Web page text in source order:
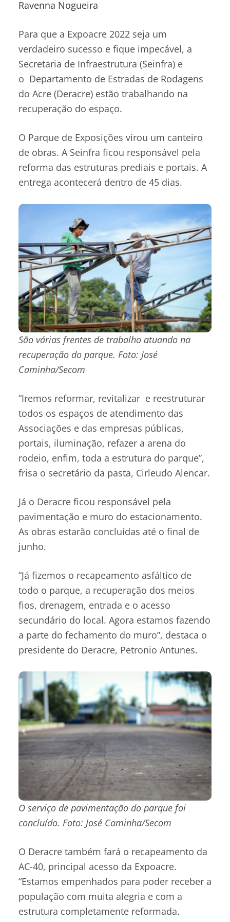
Ravenna Nogueira
Para que a Expoacre 2022 seja um
verdadeiro sucesso e fique impecável, a
Secretaria de Infraestrutura (Seinfra) e
o Departamento de Estradas de Rodagens
do Acre (Deracre) estão trabalhando na
recuperação do espaço.
O Parque de Exposições virou um canteiro
de obras. A Seinfra ficou responsável pela
reforma das estruturas prediais e portais. A
entrega acontecerá dentro de 45 dias.
São várias frentes de trabalho atuando na
recuperação do parque. Foto: José
Caminha/Secom
“Iremos reformar, revitalizar e reestruturar
todos os espaços de atendimento das
Associações e das empresas públicas,
portais, iluminação, refazer a arena do
rodeio, enfim, toda a estrutura do parque”,
frisa o secretário da pasta, Cirleudo Alencar.
Já o Deracre ficou responsável pela
pavimentação e muro do estacionamento.
As obras estarão concluídas até o final de
junho.
“Já fizemos o recapeamento asfáltico de
todo o parque, a recuperação dos meios
fios, drenagem, entrada e o acesso
secundário do local. Agora estamos fazendo
a parte do fechamento do muro”, destaca o
presidente do Deracre, Petronio Antunes.
O serviço de pavimentação do parque foi
concluído. Foto: José Caminha/Secom
O Deracre também fará o recapeamento da
AC-40, principal acesso da Expoacre.
“Estamos empenhados para poder receber a
população com muita alegria e com a
estrutura completamente reformada.